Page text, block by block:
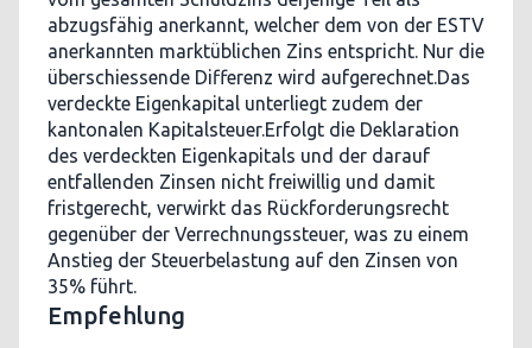
abzugsfähig anerkannt, welcher dem von der ESTV
anerkannten marktüblichen Zins entspricht. Nur die
überschiessende Differenz wird aufgerechnet.Das
verdeckte Eigenkapital unterliegt zudem der
kantonalen Kapitalsteuer.Erfolgt die Deklaration
des verdeckten Eigenkapitals und der darauf
entfallenden Zinsen nicht freiwillig und damit
fristgerecht, verwirkt das Rückforderungsrecht
gegenüber der Verrechnungssteuer, was zu einem
Anstieg der Steuerbelastung auf den Zinsen von
35% führt.
Empfehlung